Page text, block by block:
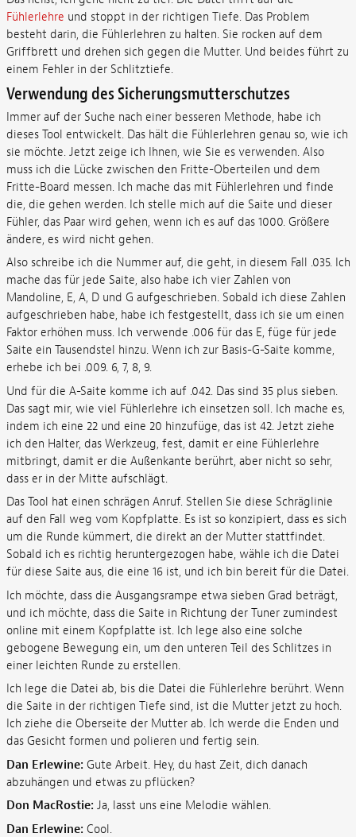
Fühlerlehre und stoppt in der richtigen Tiefe. Das Problem
besteht darin, die Fühlerlehren zu halten. Sie rocken auf dem
Griffbrett und drehen sich gegen die Mutter. Und beides führt zu
einem Fehler in der Schlitztiefe.
Verwendung des Sicherungsmutterschutzes
Immer auf der Suche nach einer besseren Methode, habe ich
dieses Tool entwickelt. Das hält die Fühlerlehren genau so, wie ich
sie möchte. Jetzt zeige ich Ihnen, wie Sie es verwenden. Also
muss ich die Lücke zwischen den Fritte-Oberteilen und dem
Fritte-Board messen. Ich mache das mit Fühlerlehren und finde
die, die gehen werden. Ich stelle mich auf die Saite und dieser
Fühler, das Paar wird gehen, wenn ich es auf das 1000. Größere
ändere, es wird nicht gehen.
Also schreibe ich die Nummer auf, die geht, in diesem Fall .035. Ich
mache das für jede Saite, also habe ich vier Zahlen von
Mandoline, E, A, D und G aufgeschrieben. Sobald ich diese Zahlen
aufgeschrieben habe, habe ich festgestellt, dass ich sie um einen
Faktor erhöhen muss. Ich verwende .006 für das E, füge für jede
Saite ein Tausendstel hinzu. Wenn ich zur Basis-G-Saite komme,
erhebe ich bei .009. 6, 7, 8, 9.
Und für die A-Saite komme ich auf .042. Das sind 35 plus sieben.
Das sagt mir, wie viel Fühlerlehre ich einsetzen soll. Ich mache es,
indem ich eine 22 und eine 20 hinzufüge, das ist 42. Jetzt ziehe
ich den Halter, das Werkzeug, fest, damit er eine Fühlerlehre
mitbringt, damit er die Außenkante berührt, aber nicht so sehr,
dass er in der Mitte aufschlägt.
Das Tool hat einen schrägen Anruf. Stellen Sie diese Schräglinie
auf den Fall weg vom Kopfplatte. Es ist so konzipiert, dass es sich
um die Runde kümmert, die direkt an der Mutter stattfindet.
Sobald ich es richtig heruntergezogen habe, wähle ich die Datei
für diese Saite aus, die eine 16 ist, und ich bin bereit für die Datei.
Ich möchte, dass die Ausgangsrampe etwa sieben Grad beträgt,
und ich möchte, dass die Saite in Richtung der Tuner zumindest
online mit einem Kopfplatte ist. Ich lege also eine solche
gebogene Bewegung ein, um den unteren Teil des Schlitzes in
einer leichten Runde zu erstellen.
Ich lege die Datei ab, bis die Datei die Fühlerlehre berührt. Wenn
die Saite in der richtigen Tiefe sind, ist die Mutter jetzt zu hoch.
Ich ziehe die Oberseite der Mutter ab. Ich werde die Enden und
das Gesicht formen und polieren und fertig sein.
Dan Erlewine: Gute Arbeit. Hey, du hast Zeit, dich danach
abzuhängen und etwas zu pflücken?
Don MacRostie: Ja, lasst uns eine Melodie wählen.
Dan Erlewine: Cool.